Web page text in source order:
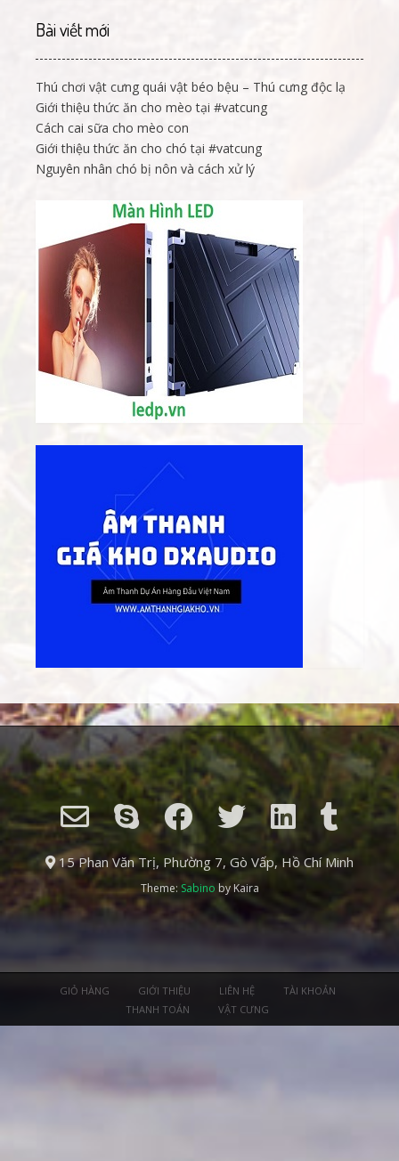
Bài viết mới
Thú chơi vật cưng quái vật béo bệu – Thú cưng độc lạ
Giới thiệu thức ăn cho mèo tại #vatcung
Cách cai sữa cho mèo con
Giới thiệu thức ăn cho chó tại #vatcung
Nguyên nhân chó bị nôn và cách xử lý
15 Phan Văn Trị, Phường 7, Gò Vấp, Hồ Chí Minh
Theme: Sabino by Kaira
GIỎ HÀNG GIỚI THIỆU LIÊN HỆ
TÀI KHOẢN
THANH TOÁN
VẬT CƯNG